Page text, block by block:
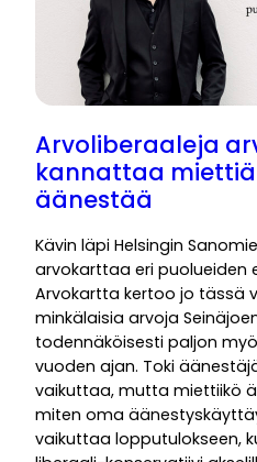
Arvoliberaaleja
kannattaa
äänestää
Kävin läpi Helsingin
arvokarttaa eri puolueiden
Arvokartta kertoo jo tässä
minkälaisia arvoja
todennäköisesti paljon
vuoden ajan. Toki
vaikuttaa, mutta miettiikö
miten oma
vaikuttaa lopputulokseen,